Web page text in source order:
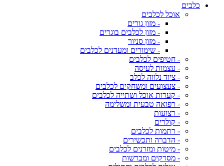
כלבים
אוכל לכלבים
- מזון גורים
- מזון לכלבים בוגרים
- מזון סניור
- שימורים ומעדנים לכלבים
- חטיפים לכלבים
- עצמות לעיסה
- ציוד נלווה לכלב
- צעצועים ומשחקים לכלבים
- קערות אוכל ושתייה לכלבים
- רפואה טבעית ומשלימה
- רצועות
- קולרים
- רתמות לכלבים
- הדברה ותכשירים
- מיטות ומזרנים לכלבים
- מסרקים ומברשות